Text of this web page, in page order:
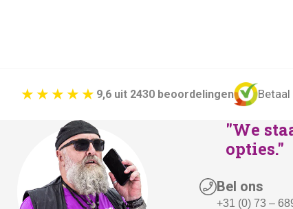
9,6 uit 2430 beoordelingen
"We
opties."
Bel ons
+31 (0) 73 –